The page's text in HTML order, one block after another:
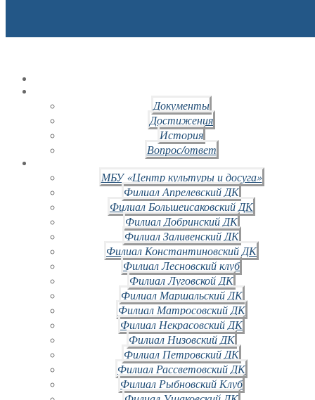
Документы
Достижения
История
Вопрос/ответ
МБУ «Центр культуры и досуга»
Филиал Апрелевский ДК
Филиал Большеисаковский ДК
Филиал Добринский ДК
Филиал Заливенский ДК
Филиал Константиновский ДК
Филиал Лесновский клуб
Филиал Луговской ДК
Филиал Маршальский ДК
Филиал Матросовский ДК
Филиал Некрасовский ДК
Филиал Низовский ДК
Филиал Петровский ДК
Филиал Рассветовский ДК
Филиал Рыбновский Клуб